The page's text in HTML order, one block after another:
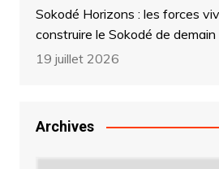
Sokodé Horizons : les forces
construire le Sokodé de demain
19 juillet 2026
Archives